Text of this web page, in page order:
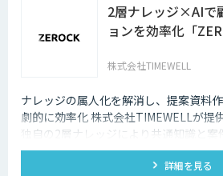
2層ナレッジ×AIで
ョンを効率化「
株式会社TIMEWELL
ナレッジの属人化を解消し、提案資料
劇的に効率化 株式会社TIMEWELLが提
独自の2層ナレッジにより共通知識と
活用できるAIエージェントです 。資料
80%削減し、商談獲得までを自動化しま
詳細を見る